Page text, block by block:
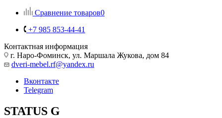
Сравнение товаров0
+7 985 853-44-41
Контактная информация
г. Наро-Фоминск, ул. Маршала Жукова, дом 84
dveri-mebel.rf@yandex.ru
Вконтакте
Telegram
STATUS G